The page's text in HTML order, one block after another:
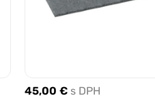
45,00 € s DPH